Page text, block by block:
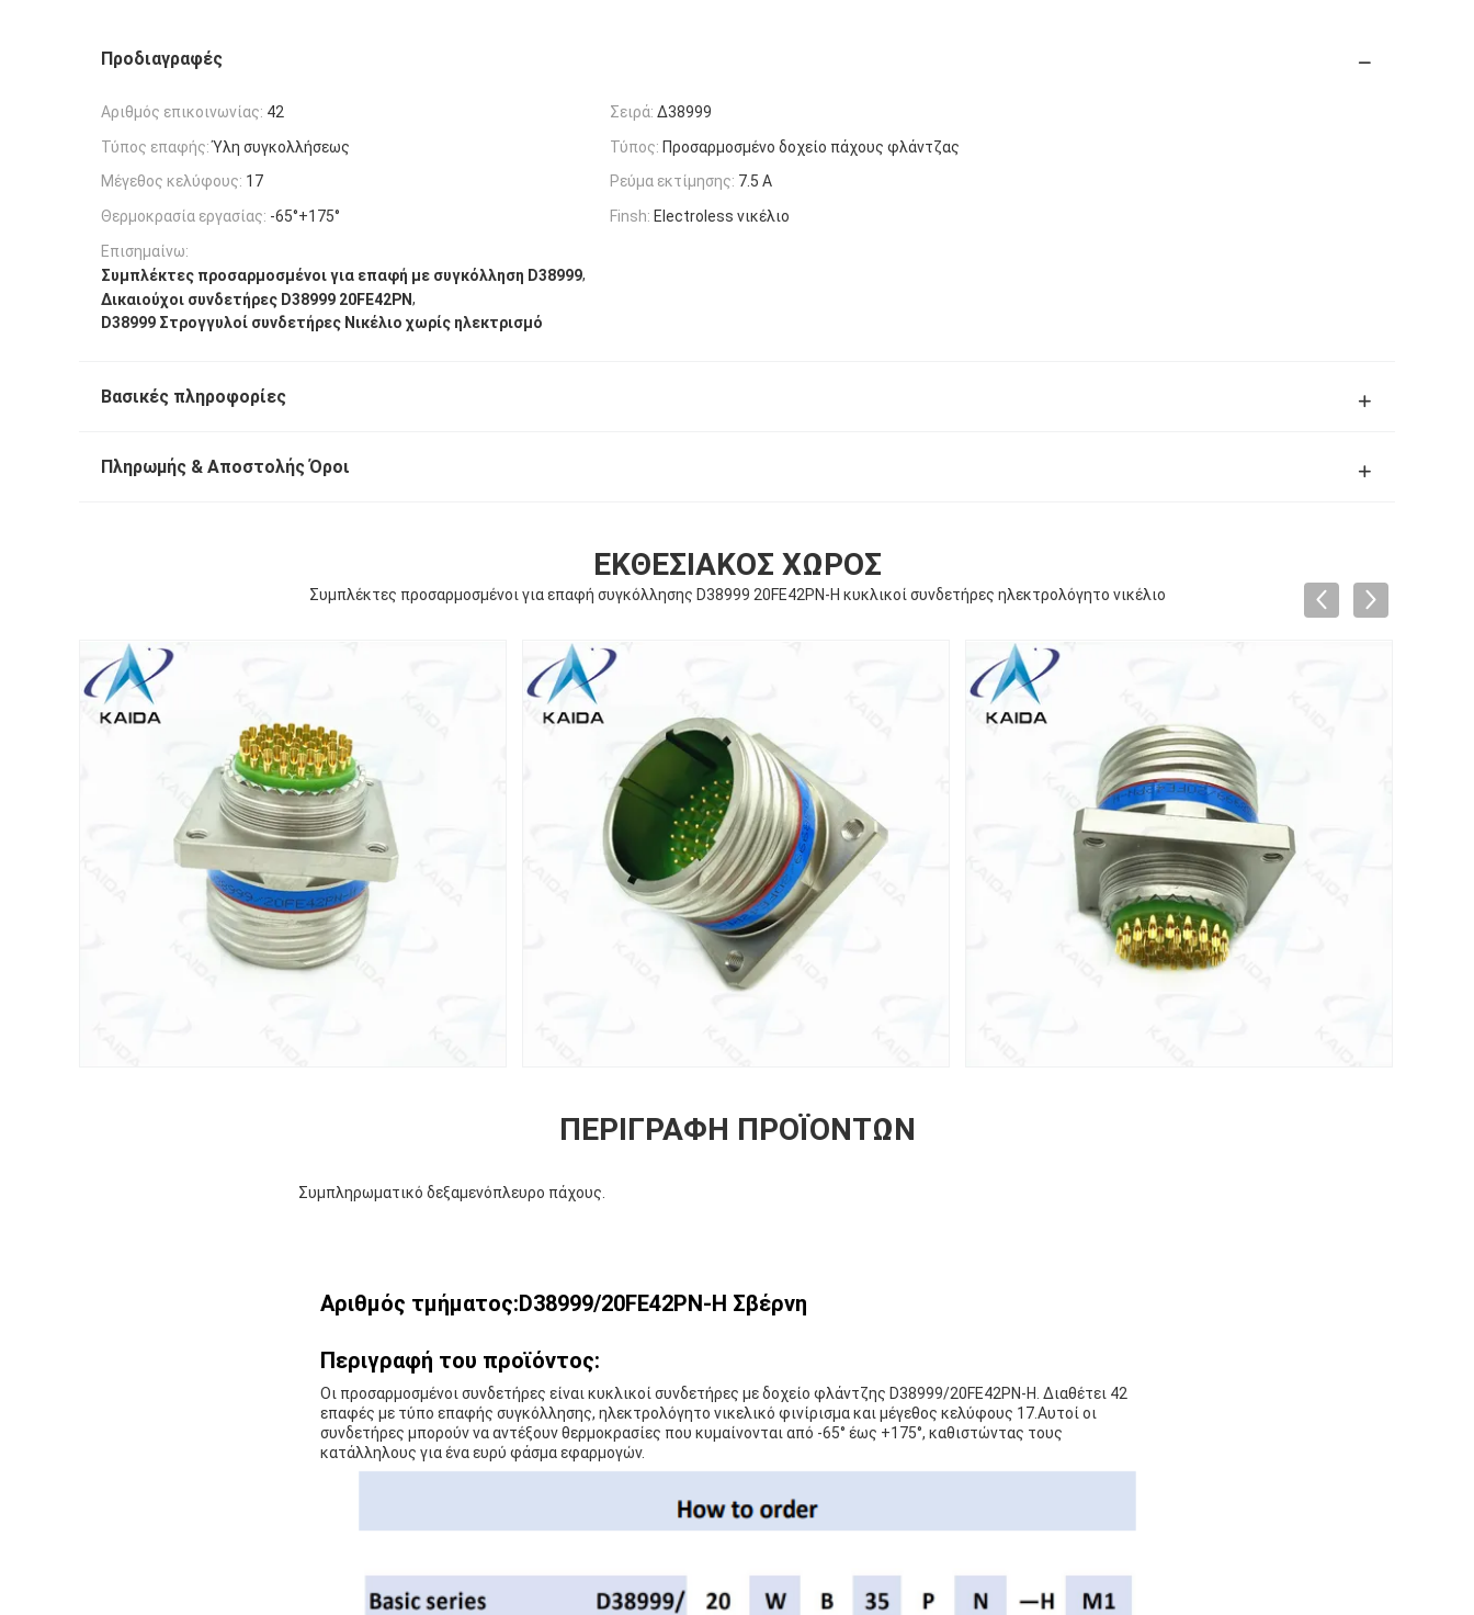
Προδιαγραφές
Αριθμός επικοινωνίας: 42 Σειρά: Δ38999
Τύπος επαφής: Ύλη συγκολλήσεως Τύπος: Προσαρμοσμένο δοχείο πάχους φλάντζας
Μέγεθος κελύφους: 17 Ρεύμα εκτίμησης: 7.5 Α
Θερμοκρασία εργασίας: -65°+175° Finsh: Electroless νικέλιο
Επισημαίνω:
Συμπλέκτες προσαρμοσμένοι για επαφή με συγκόλληση D38999,
Δικαιούχοι συνδετήρες D38999 20FE42PN,
D38999 Στρογγυλοί συνδετήρες Νικέλιο χωρίς ηλεκτρισμό
Βασικές πληροφορίες
Πληρωμής & Αποστολής Όροι
ΕΚΘΕΣΙΑΚΌΣ ΧΏΡΟΣ
Συμπλέκτες προσαρμοσμένοι για επαφή συγκόλλησης D38999 20FE42PN-H κυκλικοί συνδετήρες ηλεκτρολόγητο νικέλιο
ΠΕΡΙΓΡΑΦΉ ΠΡΟΪΌΝΤΩΝ
Συμπληρωματικό δεξαμενόπλευρο πάχους.
Αριθμός τμήματος:D38999/20FE42PN-H Σβέρνη
Περιγραφή του προϊόντος:
Οι προσαρμοσμένοι συνδετήρες είναι κυκλικοί συνδετήρες με δοχείο φλάντζης D38999/20FE42PN-H. Διαθέτει 42
επαφές με τύπο επαφής συγκόλλησης, ηλεκτρολόγητο νικελικό φινίρισμα και μέγεθος κελύφους 17.Αυτοί οι
συνδετήρες μπορούν να αντέξουν θερμοκρασίες που κυμαίνονται από -65° έως +175°, καθιστώντας τους
κατάλληλους για ένα ευρύ φάσμα εφαρμογών.